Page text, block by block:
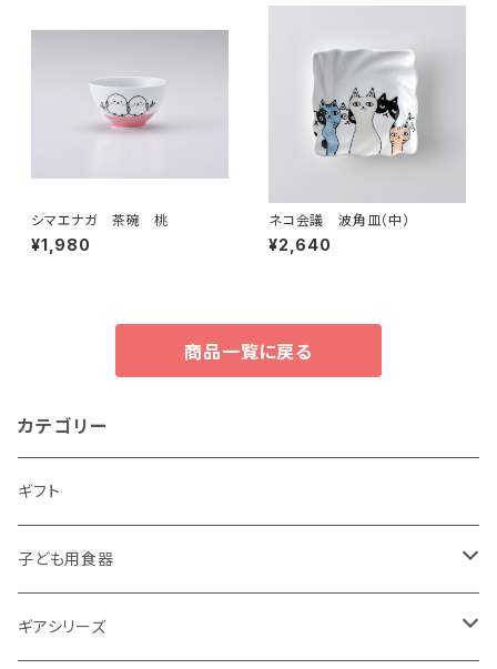
シマエナガ 茶碗 桃
¥1,980
ネコ会議 波角皿（中）
¥2,640
商品一覧に戻る
カテゴリー
ギフト
子ども用食器
・恐竜
ギアシリーズ